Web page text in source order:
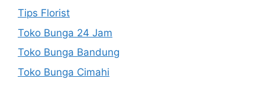
Tips Florist
Toko Bunga 24 Jam
Toko Bunga Bandung
Toko Bunga Cimahi